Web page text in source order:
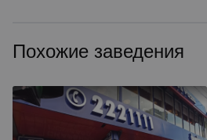
Похожие заведения